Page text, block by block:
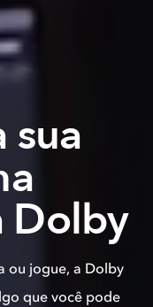
sua
Dolby
ou jogue, a Dolby
que você pode